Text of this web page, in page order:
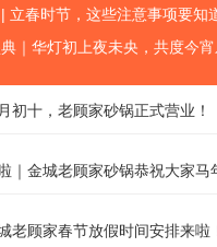
立春时节，这些注意事项要知
｜华灯初上夜未央，共度今宵
初十，老顾家砂锅正式营业！
｜金城老顾家砂锅恭祝大家马
老顾家春节放假时间安排来啦